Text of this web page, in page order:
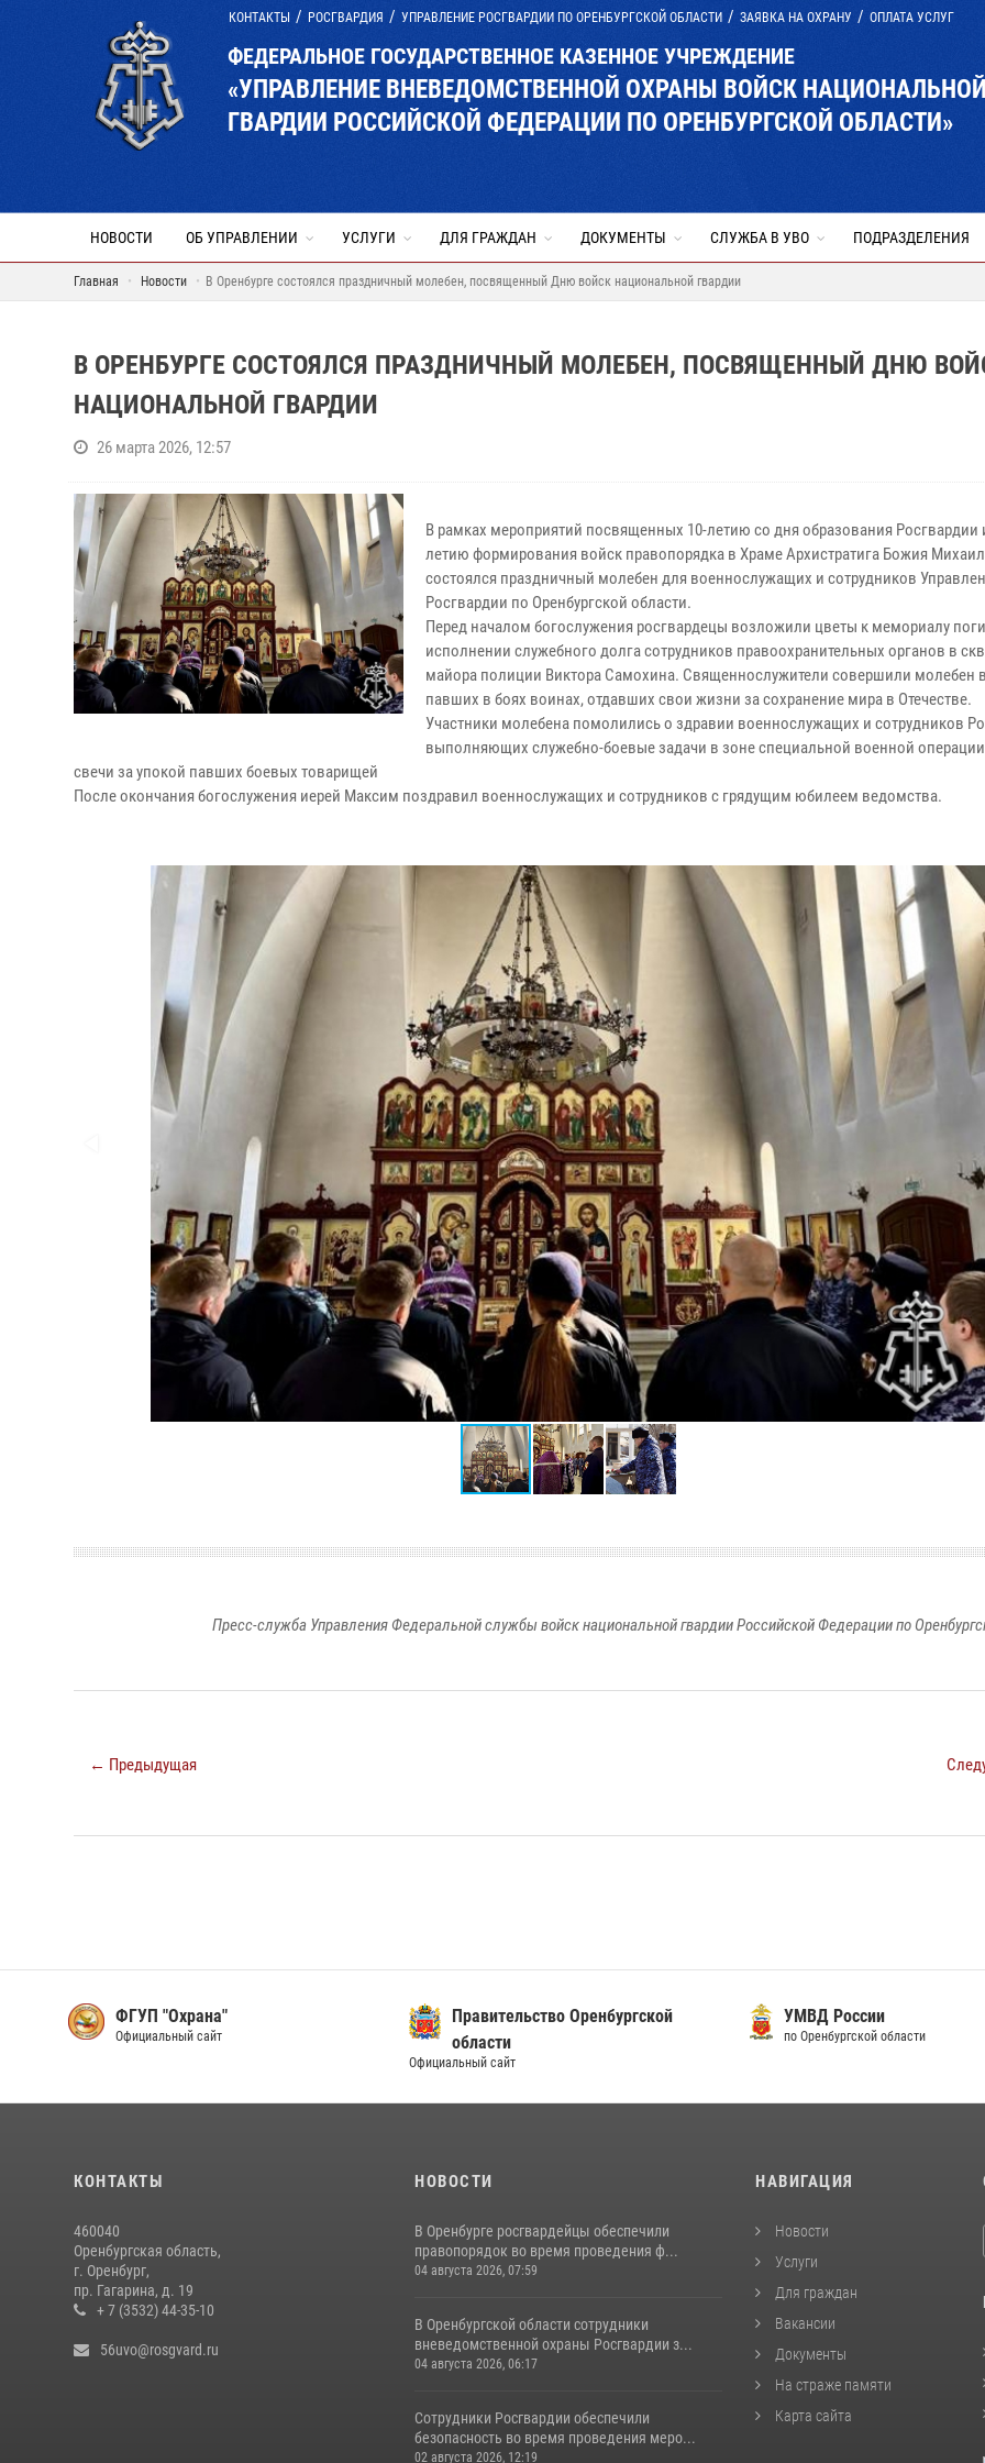
КОНТАКТЫ РОСГВАРДИЯ УПРАВЛЕНИЕ РОСГВАРДИИ ПО ОРЕНБУРГСКОЙ ОБЛАСТИ ЗАЯВКА НА ОХРАНУ ОПЛАТА УСЛУГ
ФЕДЕРАЛЬНОЕ ГОСУДАРСТВЕННОЕ КАЗЕННОЕ УЧРЕЖДЕНИЕ
«УПРАВЛЕНИЕ ВНЕВЕДОМСТВЕННОЙ ОХРАНЫ ВОЙСК НАЦИОНАЛЬНОЙ
ГВАРДИИ РОССИЙСКОЙ ФЕДЕРАЦИИ ПО ОРЕНБУРГСКОЙ ОБЛАСТИ»
НОВОСТИ ОБ УПРАВЛЕНИИ УСЛУГИ ДЛЯ ГРАЖДАН ДОКУМЕНТЫ СЛУЖБА В УВО ПОДРАЗДЕЛЕНИЯ
Главная Новости В Оренбурге состоялся праздничный молебен, посвященный Дню войск национальной гвардии
В ОРЕНБУРГЕ СОСТОЯЛСЯ ПРАЗДНИЧНЫЙ МОЛЕБЕН, ПОСВЯЩЕННЫЙ ДНЮ
НАЦИОНАЛЬНОЙ ГВАРДИИ
26 марта 2026, 12:57
В рамках мероприятий посвященных 10-летию со дня образования Росгвардии
летию формирования войск правопорядка в Храме Архистратига Божия
состоялся праздничный молебен для военнослужащих и сотрудников
Росгвардии по Оренбургской области.
Перед началом богослужения росгвардецы возложили цветы к мемориалу
исполнении служебного долга сотрудников правоохранительных органов в
майора полиции Виктора Самохина. Священнослужители совершили молебен
павших в боях воинах, отдавших свои жизни за сохранение мира в Отечестве.
Участники молебена помолились о здравии военнослужащих и сотрудников
выполняющих служебно-боевые задачи в зоне специальной военной
свечи за упокой павших боевых товарищей
После окончания богослужения иерей Максим поздравил военнослужащих и сотрудников с грядущим юбилеем ведомства.
Пресс-служба Управления Федеральной службы войск национальной гвардии Российской Федерации по
← Предыдущая
ФГУП "Охрана"
Официальный сайт
Правительство Оренбургской
области
Официальный сайт
УМВД России
по Оренбургской области
КОНТАКТЫ
460040
Оренбургская область,
г. Оренбург,
пр. Гагарина, д. 19
+ 7 (3532) 44-35-10
56uvo@rosgvard.ru
НОВОСТИ
В Оренбурге росгвардейцы обеспечили
правопорядок во время проведения ф...
04 августа 2026, 07:59
В Оренбургской области сотрудники
вневедомственной охраны Росгвардии з...
04 августа 2026, 06:17
Сотрудники Росгвардии обеспечили
безопасность во время проведения меро...
02 августа 2026, 12:19
НАВИГАЦИЯ
Новости
Услуги
Для граждан
Вакансии
Документы
На страже памяти
Карта сайта